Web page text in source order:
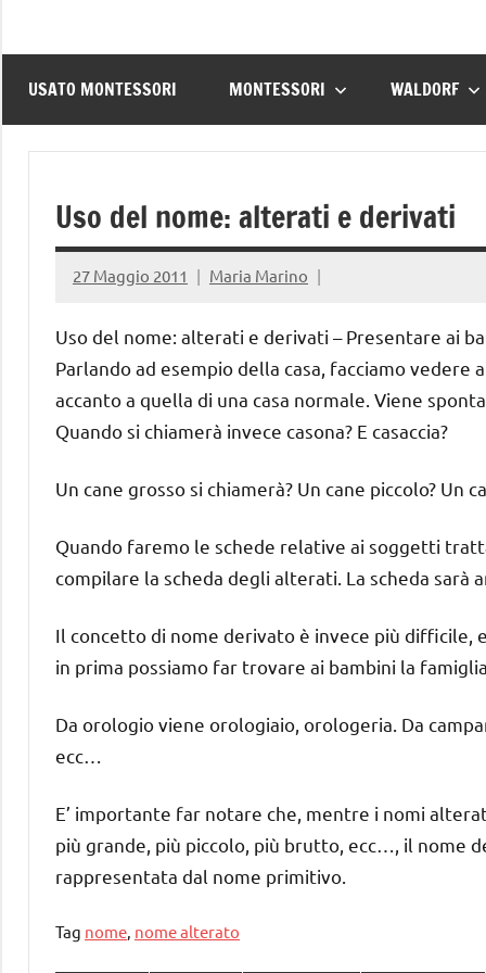
USATO MONTESSORI MONTESSORI WALDORF
Uso del nome: alterati e derivati
27 Maggio 2011 Maria Marino
Uso del nome: alterati e derivati – Presentare ai
Parlando ad esempio della casa, facciamo vedere
accanto a quella di una casa normale. Viene
Quando si chiamerà invece casona? E casaccia?
Un cane grosso si chiamerà? Un cane piccolo? Un
Quando faremo le schede relative ai soggetti
compilare la scheda degli alterati. La scheda sarà
Il concetto di nome derivato è invece più difficile,
in prima possiamo far trovare ai bambini la
Da orologio viene orologiaio, orologeria. Da
ecc…
E’ importante far notare che, mentre i nomi
più grande, più piccolo, più brutto, ecc…, il nome
rappresentata dal nome primitivo.
Tag nome, nome alterato